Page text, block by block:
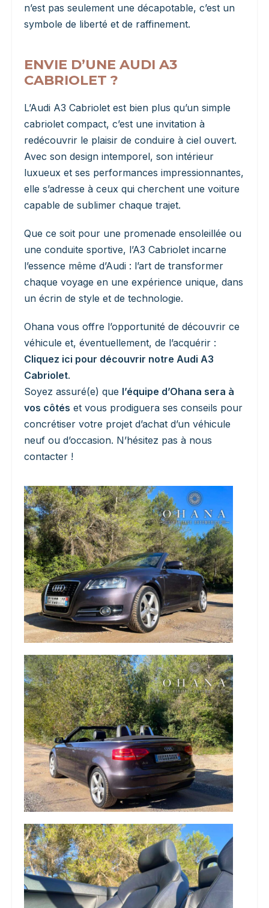
n’est pas seulement une décapotable, c’est un
symbole de liberté et de raffinement.
ENVIE D’UNE AUDI A3
CABRIOLET ?
L’Audi A3 Cabriolet est bien plus qu’un simple
cabriolet compact, c’est une invitation à
redécouvrir le plaisir de conduire à ciel ouvert.
Avec son design intemporel, son intérieur
luxueux et ses performances impressionnantes,
elle s’adresse à ceux qui cherchent une voiture
capable de sublimer chaque trajet.
Que ce soit pour une promenade ensoleillée ou
une conduite sportive, l’A3 Cabriolet incarne
l’essence même d’Audi : l’art de transformer
chaque voyage en une expérience unique, dans
un écrin de style et de technologie.
Ohana vous offre l’opportunité de découvrir ce
véhicule et, éventuellement, de l’acquérir :
Cliquez ici pour découvrir notre Audi A3
Cabriolet.
Soyez assuré(e) que l’équipe d’Ohana sera à
vos côtés et vous prodiguera ses conseils pour
concrétiser votre projet d’achat d’un véhicule
neuf ou d’occasion. N’hésitez pas à nous
contacter !